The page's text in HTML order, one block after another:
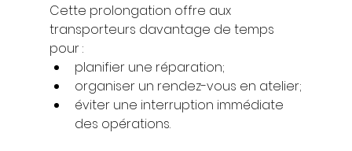
Cette prolongation offre aux
transporteurs davantage de temps
pour :
planifier une réparation;
organiser un rendez-vous en atelier;
éviter une interruption immédiate
des opérations.